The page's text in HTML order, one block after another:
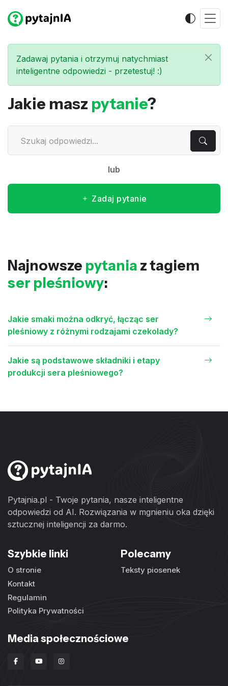
Zadawaj pytania i otrzymuj natychmiast
inteligentne odpowiedzi - przetestuj! :)
Jakie masz pytanie?
lub
Zadaj pytanie
Najnowsze pytania z tagiem
ser pleśniowy:
Jakie smaki można odkryć, łącząc ser
pleśniowy z różnymi rodzajami czekolady?
Jakie są podstawowe składniki i etapy
produkcji sera pleśniowego?
Pytajnia.pl - Twoje pytania, nasze inteligentne
odpowiedzi od AI. Rozwiązania w mgnieniu oka dzięki
sztucznej inteligencji za darmo.
Szybkie linki
O stronie
Kontakt
Regulamin
Polityka Prywatności
Polecamy
Teksty piosenek
Media społecznościowe